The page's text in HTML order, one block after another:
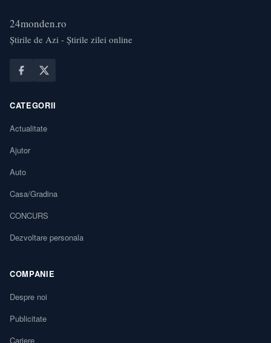
24monden.ro
Știrile de Azi - Știrile zilei online
CATEGORII
Actualitate
Ajutor
Auto
Casa/Gradina
CONCURS
Dezvoltare personala
COMPANIE
Despre noi
Publicitate
Cariere